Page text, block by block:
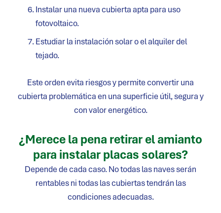
Instalar una nueva cubierta apta para uso
fotovoltaico.
Estudiar la instalación solar o el alquiler del
tejado.
Este orden evita riesgos y permite convertir una
cubierta problemática en una superficie útil, segura y
con valor energético.
¿Merece la pena retirar el amianto
para instalar placas solares?
Depende de cada caso. No todas las naves serán
rentables ni todas las cubiertas tendrán las
condiciones adecuadas.